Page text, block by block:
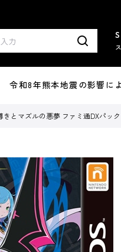
和8年熊本地震の影響に
きとマズルの悪夢 ファミ通DXパッ